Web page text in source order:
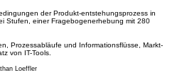
der Produkt-entstehungsprozess in
Stufen, einer Fragebogenerhebung mit 280
Prozessabläufe und Informationsflüsse, Markt-
von IT-Tools.
Loeffler